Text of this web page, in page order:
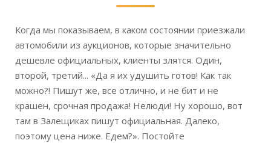
Когда мы показываем, в каком состоянии приезжали
автомобили из аукционов, которые значительно
дешевле официальных, клиенты злятся. Один,
второй, третий... «Да я их удушить готов! Как так
можно?! Пишут же, все отлично, и не бит и не
крашен, срочная продажа! Нелюди! Ну хорошо, вот
там в Залещиках пишут официальная. Далеко,
поэтому цена ниже. Едем?». Постойте